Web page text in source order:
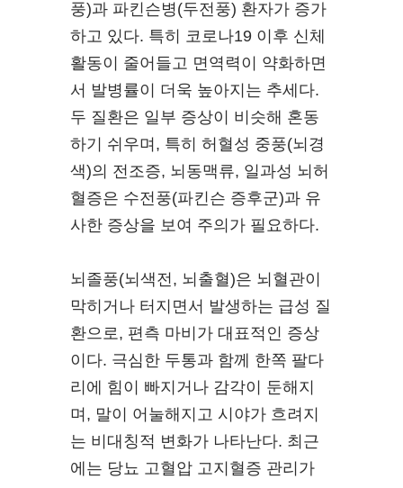
풍)과 파킨슨병(두전풍) 환자가 증가
하고 있다. 특히 코로나19 이후 신체
활동이 줄어들고 면역력이 약화하면
서 발병률이 더욱 높아지는 추세다.
두 질환은 일부 증상이 비슷해 혼동
하기 쉬우며, 특히 허혈성 중풍(뇌경
색)의 전조증, 뇌동맥류, 일과성 뇌허
혈증은 수전풍(파킨슨 증후군)과 유
사한 증상을 보여 주의가 필요하다.
뇌졸풍(뇌색전, 뇌출혈)은 뇌혈관이
막히거나 터지면서 발생하는 급성 질
환으로, 편측 마비가 대표적인 증상
이다. 극심한 두통과 함께 한쪽 팔다
리에 힘이 빠지거나 감각이 둔해지
며, 말이 어눌해지고 시야가 흐려지
는 비대칭적 변화가 나타난다. 최근
에는 당뇨 고혈압 고지혈증 관리가